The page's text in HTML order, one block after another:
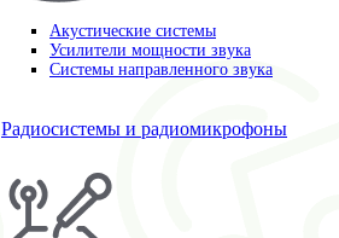
Акустические системы
Усилители мощности звука
Системы направленного звука
Радиосистемы и радиомикрофоны